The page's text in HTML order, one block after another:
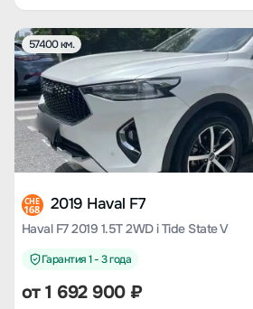
57400 км.
CHE
168 2019 Haval F7
Haval F7 2019 1.5T 2WD i Tide State V
Гарантия 1 - 3 года
от1 692 900₽